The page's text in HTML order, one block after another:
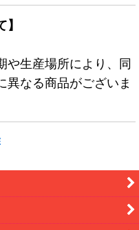
や生産場所により、同
異なる商品がございま